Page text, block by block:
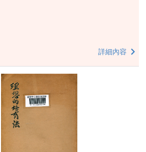
詳細內容